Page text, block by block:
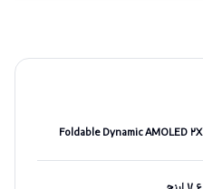
Foldable Dynamic AMOLED ۲X